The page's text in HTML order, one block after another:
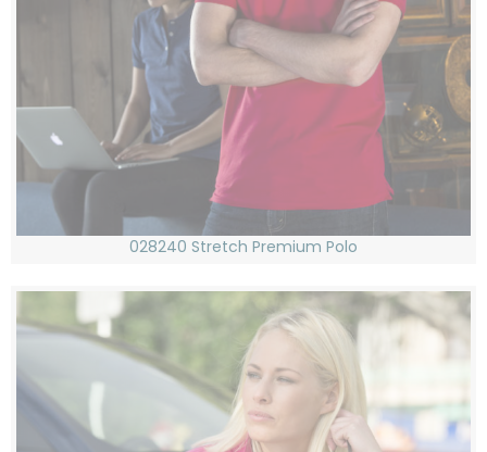
028240 Stretch Premium Polo